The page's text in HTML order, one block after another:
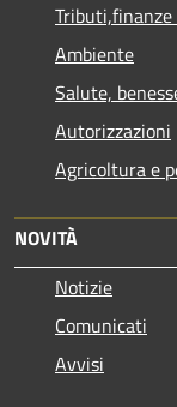
Ambiente
Salute,
Autorizzazioni
Agricoltura e
NOVITÀ
Notizie
Comunicati
Avvisi